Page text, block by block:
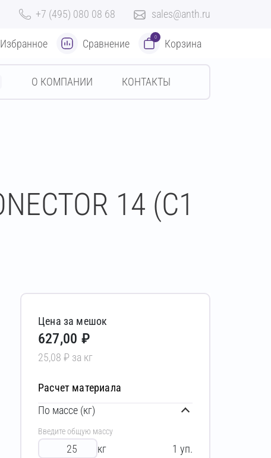
+7 (495) 080 08 68 sales@anth.ru
Избранное Сравнение
0
Корзина
О КОМПАНИИ КОНТАКТЫ
14 (C1
Цена за мешок
627,00 ₽
25,08 ₽ за кг
Расчет материала
По массе (кг)
Введите общую массу
кг 1 уп.